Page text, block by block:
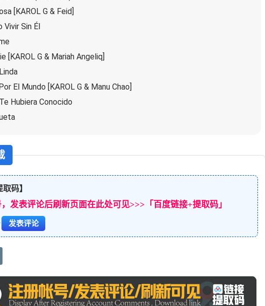
[KAROL G & Feid]
Vivir Sin Él
[KAROL G & Mariah Angeliq]
El Mundo [KAROL G & Manu Chao]
Hubiera Conocido
码】
发表评论后刷新页面在此处可见>>>「百度链接+提取码」
发表评论